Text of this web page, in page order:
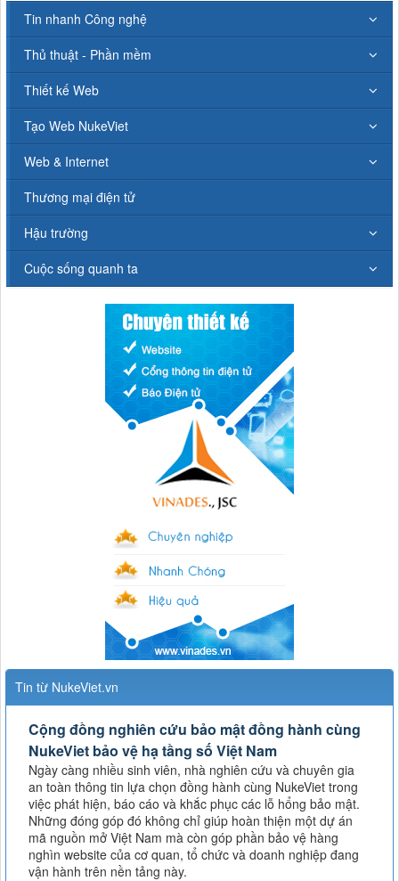
Tin nhanh Công nghệ
Thủ thuật - Phần mềm
Thiết kế Web
Tạo Web NukeViet
Web & Internet
Thương mại điện tử
Hậu trường
Cuộc sống quanh ta
Tin từ NukeViet.vn
Cộng đồng nghiên cứu bảo mật đồng hành cùng
NukeViet bảo vệ hạ tầng số Việt Nam
Ngày càng nhiều sinh viên, nhà nghiên cứu và chuyên gia
an toàn thông tin lựa chọn đồng hành cùng NukeViet trong
việc phát hiện, báo cáo và khắc phục các lỗ hổng bảo mật.
Những đóng góp đó không chỉ giúp hoàn thiện một dự án
mã nguồn mở Việt Nam mà còn góp phần bảo vệ hàng
nghìn website của cơ quan, tổ chức và doanh nghiệp đang
vận hành trên nền tảng này.